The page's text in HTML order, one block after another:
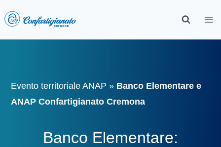
Evento territoriale ANAP » Banco Elementare e
ANAP Confartigianato Cremona
Banco Elementare: